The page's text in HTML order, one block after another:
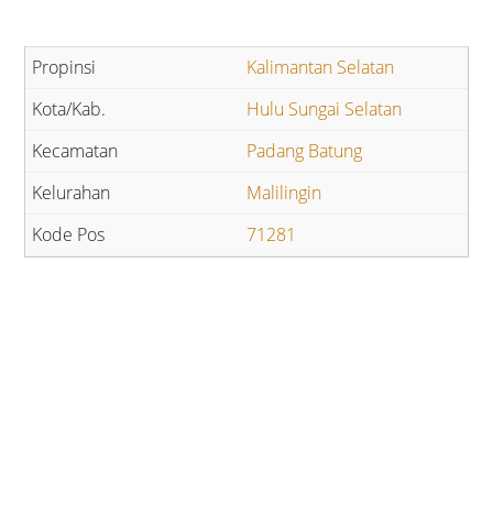
Kalimantan Selatan
Hulu Sungai Selatan
Padang Batung
Malilingin
71281